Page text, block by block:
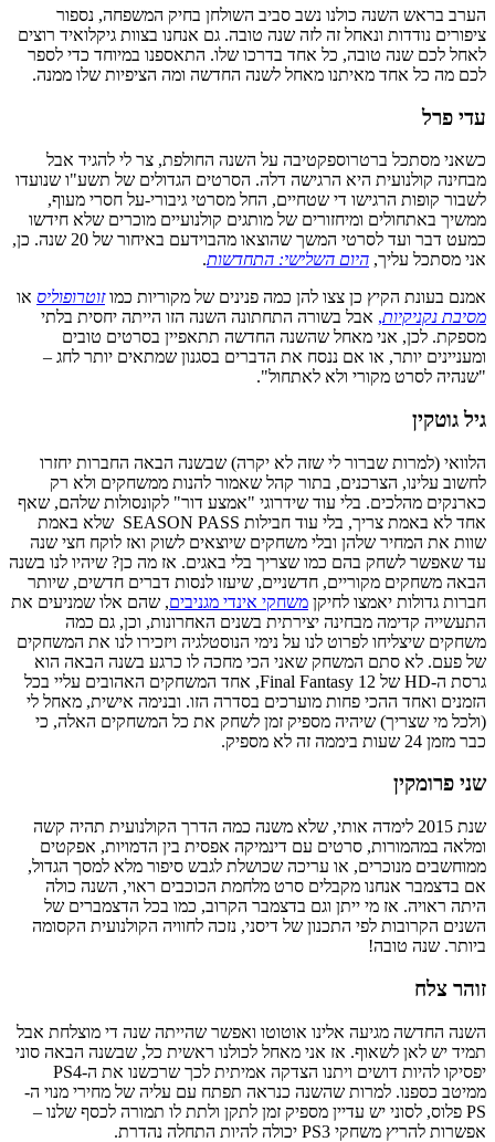
הערב בראש השנה כולנו נשב סביב השולחן בחיק המשפחה, נספור
ציפורים נודדות ונאחל זה לזה שנה טובה. גם אנחנו בצוות גיקלואיד רוצים
לאחל לכם שנה טובה, כל אחד בדרכו שלו. התאספנו במיוחד כדי לספר
לכם מה כל אחד מאיתנו מאחל לשנה החדשה ומה הציפיות שלו ממנה.
עדי פרל
כשאני מסתכל ברטרוספקטיבה על השנה החולפת, צר לי להגיד אבל
מבחינה קולנועית היא הרגישה דלה. הסרטים הגדולים של תשע"ו שנועדו
לשבור קופות הרגישו די שטחיים, החל מסרטי גיבורי-על חסרי מעוף,
ממשיך באתחולים ומיחזורים של מותגים קולנועיים מוכרים שלא חידשו
כמעט דבר ועד לסרטי המשך שהוצאו מהבוידעם באיחור של 20 שנה. כן,
אני מסתכל עליך, היום השלישי: התחדשות.
אמנם בעונת הקיץ כן צצו להן כמה פנינים של מקוריות כמוזוטרופוליס או
מסיבת נקניקיות, אבל בשורה התחתונה השנה הזו הייתה יחסית בלתי
מספקת. לכן, אני מאחל שהשנה החדשה תתאפיין בסרטים טובים
ומעניינים יותר, או אם ננסח את הדברים בסגנון שמתאים יותר לחג –
"שנהיה לסרט מקורי ולא לאתחול".
גיל גוטקין
הלוואי (למרות שברור לי שזה לא יקרה) שבשנה הבאה החברות יחזרו
לחשוב עלינו, הצרכנים, בתור קהל שאמור להנות ממשחקים ולא רק
כארנקים מהלכים. בלי עוד שידרוגי "אמצע דור" לקונסולות שלהם, שאף
אחד לא באמת צריך, בלי עוד חבילות SEASON PASS שלא באמת
שוות את המחיר שלהן ובלי משחקים שיוצאים לשוק ואז לוקח חצי שנה
עד שאפשר לשחק בהם כמו שצריך בלי באגים. אז מה כן? שיהיו לנו בשנה
הבאה משחקים מקוריים, חדשניים, שיעזו לנסות דברים חדשים, שיותר
חברות גדולות יאמצו לחיקן משחקי אינדי מגניבים, שהם אלו שמניעים את
התעשייה קדימה מבחינה יצירתית בשנים האחרונות, וכן, גם כמה
משחקים שיצליחו לפרוט לנו על נימי הנוסטלגיה ויזכירו לנו את המשחקים
של פעם. לא סתם המשחק שאני הכי מחכה לו כרגע בשנה הבאה הוא
גרסת ה-HD של Final Fantasy 12, אחד המשחקים האהובים עליי בכל
הזמנים ואחד ההכי פחות מוערכים בסדרה הזו. ובנימה אישית, מאחל לי
(ולכל מי שצריך) שיהיה מספיק זמן לשחק את כל המשחקים האלה, כי
כבר מזמן 24 שעות ביממה זה לא מספיק.
שני פרומקין
שנת 2015 לימדה אותי, שלא משנה כמה הדרך הקולנועית תהיה קשה
ומלאה במהמורות, סרטים עם דינמיקה אפסית בין הדמויות, אפקטים
ממוחשבים מנוכרים, או עריכה שכושלת לגבש סיפור מלא למסך הגדול,
אם בדצמבר אנחנו מקבלים סרט מלחמת הכוכבים ראוי, השנה כולה
היתה ראויה. אז מי ייתן וגם בדצמבר הקרוב, כמו בכל הדצמברים של
השנים הקרובות לפי התכנון של דיסני, נזכה לחוויה הקולנועית הקסומה
ביותר. שנה טובה!
זוהר צלח
השנה החדשה מגיעה אלינו אוטוטו ואפשר שהייתה שנה די מוצלחת אבל
תמיד יש לאן לשאוף. אז אני מאחל לכולנו ראשית כל, שבשנה הבאה סוני
יפסיקו להיות דושים ויתנו הצדקה אמיתית לכך שרכשנו את ה-PS4
ממיטב כספנו. למרות שהשנה כנראה תפתח עם עליה של מחירי מנוי ה-
PS פלוס, לסוני יש עדיין מספיק זמן לתקן ולתת לו תמורה לכסף שלנו –
אפשרות להריץ משחקי PS3 יכולה להיות התחלה נהדרת.